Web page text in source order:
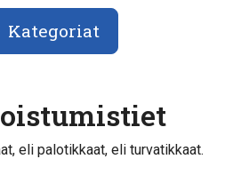
Kategoriat
eli palotikkaat, eli turvatikkaat.